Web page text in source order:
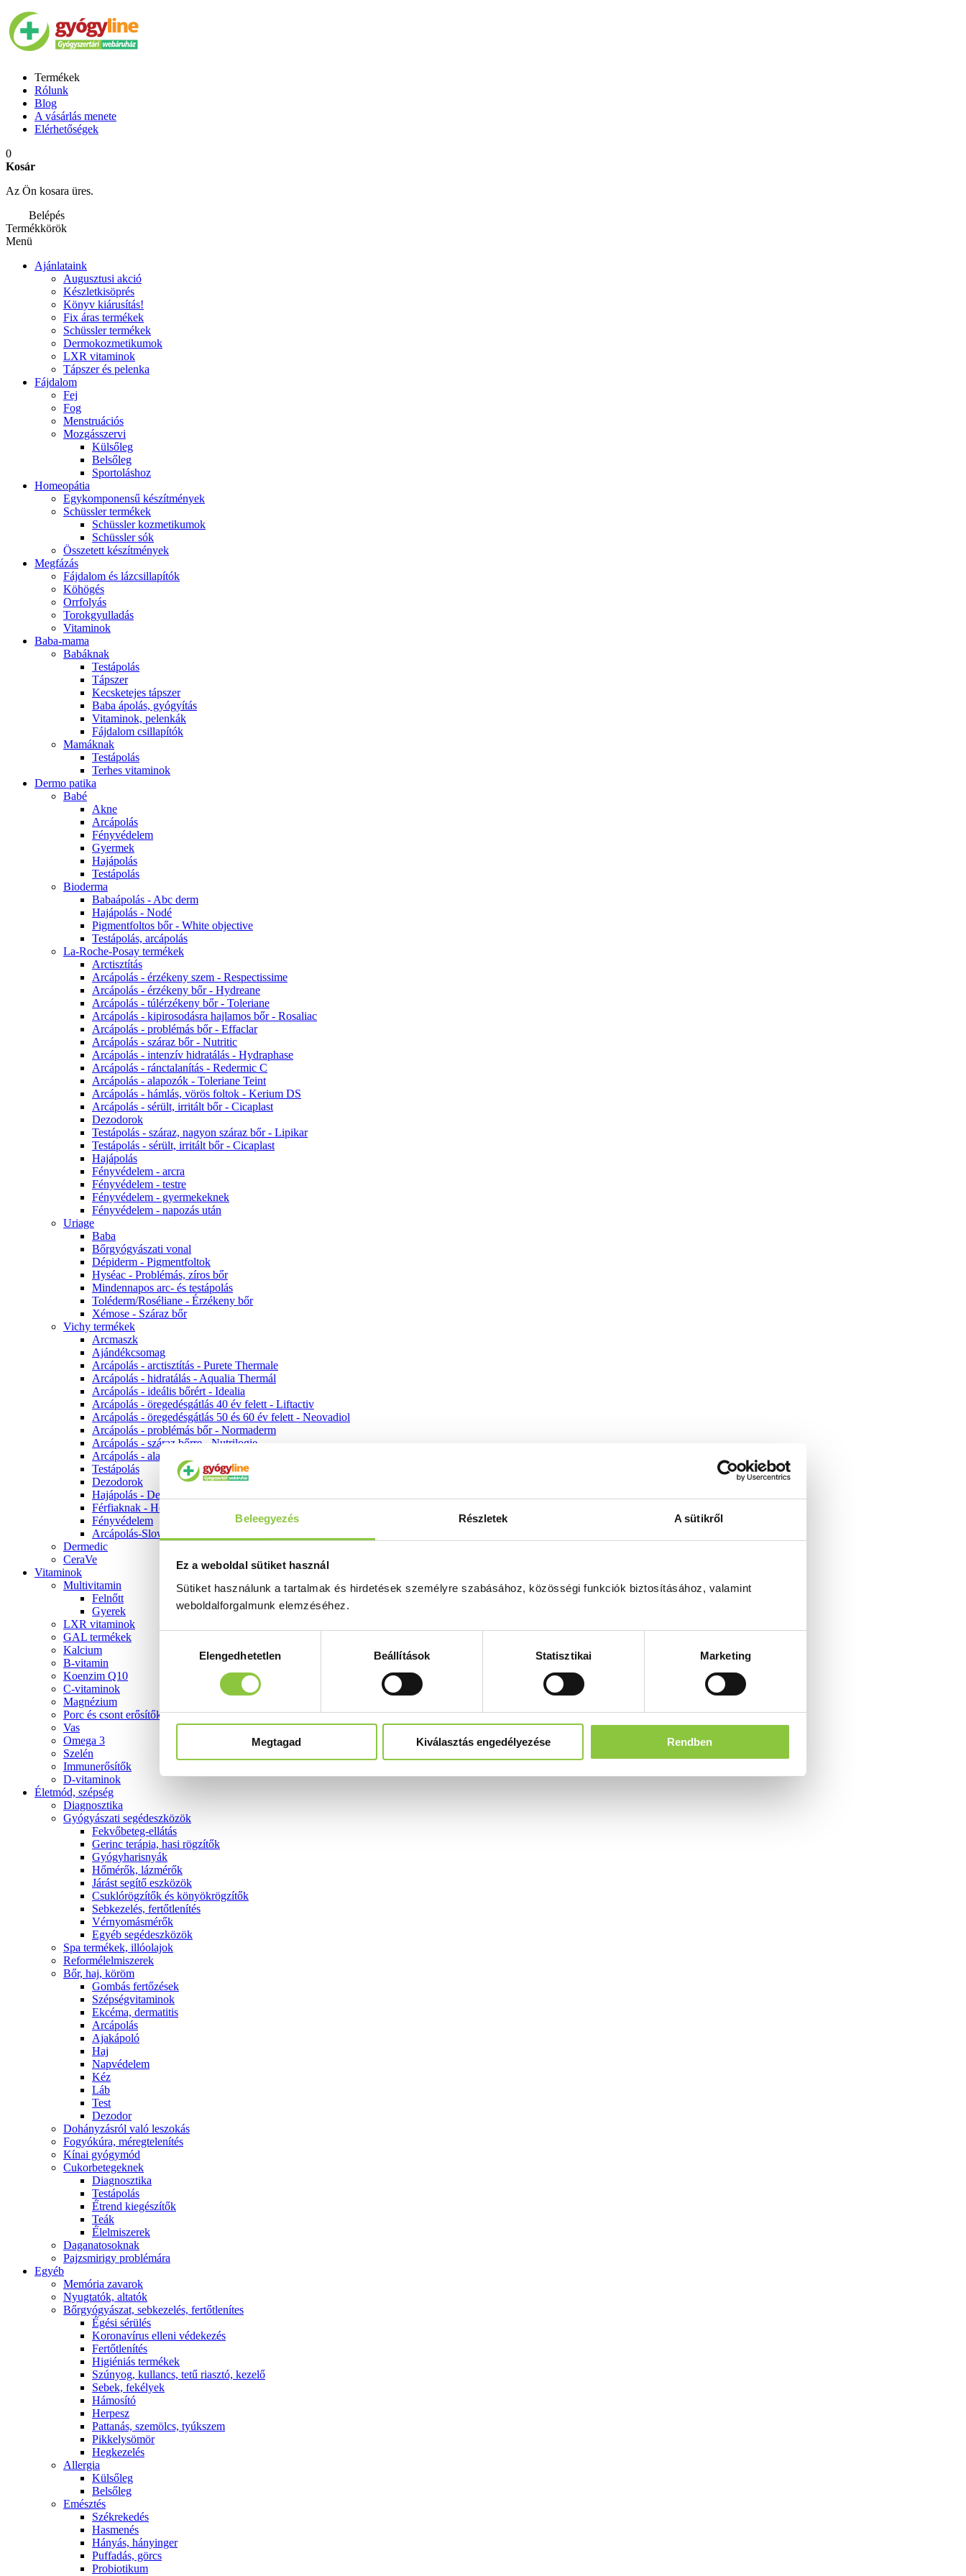
Beleegyezés Részletek A sütikről
Ez a weboldal sütiket használ
Sütiket használunk a tartalmak és hirdetések személyre szabásához, közösségi funkciók biztosításához, valamint
weboldalforgalmunk elemzéséhez.
kiválasztásaElengedhetetlen Beállítások Statisztikai Marketing
Megtagad Kiválasztás engedélyezése Rendben
Termékek
Rólunk
Blog
A vásárlás menete
Elérhetőségek
0
Kosár
Az Ön kosara üres.
Belépés
Termékkörök
Menü
Ajánlataink
Augusztusi akció
Készletkisöprés
Könyv kiárusítás!
Fix áras termékek
Schüssler termékek
Dermokozmetikumok
LXR vitaminok
Tápszer és pelenka
Fájdalom
Fej
Fog
Menstruációs
Mozgásszervi
Külsőleg
Belsőleg
Sportoláshoz
Homeopátia
Egykomponensű készítmények
Schüssler termékek
Schüssler kozmetikumok
Schüssler sók
Összetett készítmények
Megfázás
Fájdalom és lázcsillapítók
Köhögés
Orrfolyás
Torokgyulladás
Vitaminok
Baba-mama
Babáknak
Testápolás
Tápszer
Kecsketejes tápszer
Baba ápolás, gyógyítás
Vitaminok, pelenkák
Fájdalom csillapítók
Mamáknak
Testápolás
Terhes vitaminok
Dermo patika
Babé
Akne
Arcápolás
Fényvédelem
Gyermek
Hajápolás
Testápolás
Bioderma
Babaápolás - Abc derm
Hajápolás - Nodé
Pigmentfoltos bőr - White objective
Testápolás, arcápolás
La-Roche-Posay termékek
Arctisztítás
Arcápolás - érzékeny szem - Respectissime
Arcápolás - érzékeny bőr - Hydreane
Arcápolás - túlérzékeny bőr - Toleriane
Arcápolás - kipirosodásra hajlamos bőr - Rosaliac
Arcápolás - problémás bőr - Effaclar
Arcápolás - száraz bőr - Nutritic
Arcápolás - intenzív hidratálás - Hydraphase
Arcápolás - ránctalanítás - Redermic C
Arcápolás - alapozók - Toleriane Teint
Arcápolás - hámlás, vörös foltok - Kerium DS
Arcápolás - sérült, irritált bőr - Cicaplast
Dezodorok
Testápolás - száraz, nagyon száraz bőr - Lipikar
Testápolás - sérült, irritált bőr - Cicaplast
Hajápolás
Fényvédelem - arcra
Fényvédelem - testre
Fényvédelem - gyermekeknek
Fényvédelem - napozás után
Uriage
Baba
Bőrgyógyászati vonal
Dépiderm - Pigmentfoltok
Hyséac - Problémás, zíros bőr
Mindennapos arc- és testápolás
Toléderm/Roséliane - Érzékeny bőr
Xémose - Száraz bőr
Vichy termékek
Arcmaszk
Ajándékcsomag
Arcápolás - arctisztítás - Purete Thermale
Arcápolás - hidratálás - Aqualia Thermál
Arcápolás - ideális bőrért - Idealia
Arcápolás - öregedésgátlás 40 év felett - Liftactiv
Arcápolás - öregedésgátlás 50 és 60 év felett - Neovadiol
Arcápolás - problémás bőr - Normaderm
Arcápolás - száraz bőrre - Nutrilogie
Arcápolás - alapozók
Testápolás
Dezodorok
Hajápolás - Dercos
Férfiaknak - Homme
Fényvédelem
Arcápolás-Slow Age
Dermedic
CeraVe
Vitaminok
Multivitamin
Felnőtt
Gyerek
LXR vitaminok
GAL termékek
Kalcium
B-vitamin
Koenzim Q10
C-vitaminok
Magnézium
Porc és csont erősítők
Vas
Omega 3
Szelén
Immunerősítők
D-vitaminok
Életmód, szépség
Diagnosztika
Gyógyászati segédeszközök
Fekvőbeteg-ellátás
Gerinc terápia, hasi rögzítők
Gyógyharisnyák
Hőmérők, lázmérők
Járást segítő eszközök
Csuklórögzítők és könyökrögzítők
Sebkezelés, fertőtlenítés
Vérnyomásmérők
Egyéb segédeszközök
Spa termékek, illóolajok
Reformélelmiszerek
Bőr, haj, köröm
Gombás fertőzések
Szépségvitaminok
Ekcéma, dermatitis
Arcápolás
Ajakápoló
Haj
Napvédelem
Kéz
Láb
Test
Dezodor
Dohányzásról való leszokás
Fogyókúra, méregtelenítés
Kínai gyógymód
Cukorbetegeknek
Diagnosztika
Testápolás
É́trend kiegészítők
Teák
É́lelmiszerek
Daganatosoknak
Pajzsmirigy problémára
Egyéb
Memória zavarok
Nyugtatók, altatók
Bőrgyógyászat, sebkezelés, fertőtlenítes
É́gési sérülés
Koronavírus elleni védekezés
Fertőtlenítés
Higiéniás termékek
Szúnyog, kullancs, tetű riasztó, kezelő
Sebek, fekélyek
Hámosító
Herpesz
Pattanás, szemölcs, tyúkszem
Pikkelysömör
Hegkezelés
Allergia
Külsőleg
Belsőleg
Emésztés
Székrekedés
Hasmenés
Hányás, hányinger
Puffadás, görcs
Probiotikum